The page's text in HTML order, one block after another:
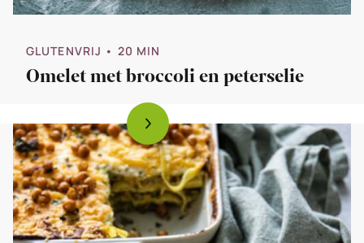
GLUTENVRIJ • 20 MIN
Omelet met broccoli en peterselie